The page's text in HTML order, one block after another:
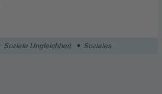
Soziale Ungleichheit Soziales